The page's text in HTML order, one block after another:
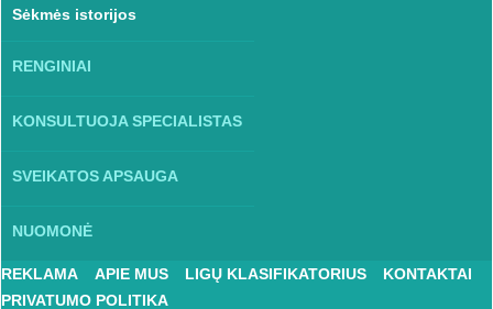
Sėkmės istorijos
RENGINIAI
KONSULTUOJA SPECIALISTAS
SVEIKATOS APSAUGA
NUOMONĖ
REKLAMA APIE MUS LIGŲ KLASIFIKATORIUS
KONTAKTAI
PRIVATUMO POLITIKA